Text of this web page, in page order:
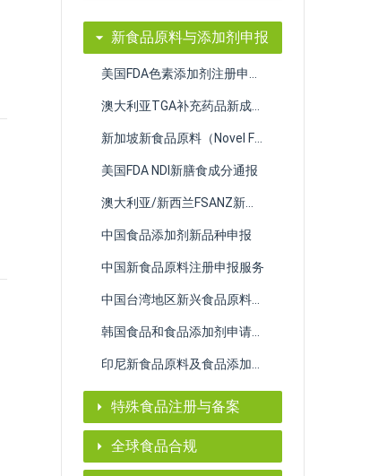
新食品原料与添加剂申报
澳大利亚TGA补充药品新成分注册
新加坡新食品原料（Novel Food）与食品添加剂合规申报
美国FDA NDI新膳食成分通报
澳大利亚/新西兰FSANZ新型食品Novel Food注册申请
中国食品添加剂新品种申报
中国新食品原料注册申报服务
中国台湾地区新兴食品原料申报服务
韩国食品和食品添加剂申请服务
特殊食品注册与备案
全球食品合规